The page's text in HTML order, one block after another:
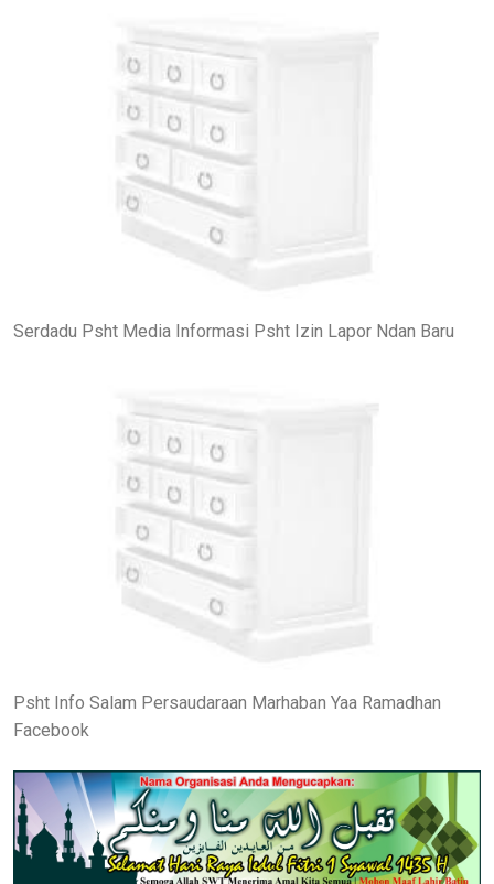
Serdadu Psht Media Informasi Psht Izin Lapor Ndan Baru
Psht Info Salam Persaudaraan Marhaban Yaa Ramadhan
Facebook